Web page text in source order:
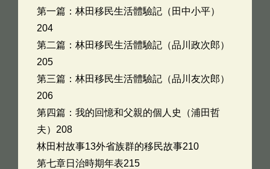
第一篇：林田移民生活體驗記（田中小平）
204
第二篇：林田移民生活體驗記（品川政次郎）
205
第三篇：林田移民生活體驗記（品川友次郎）
206
第四篇：我的回憶和父親的個人史（浦田哲
夫）208
林田村故事13外省族群的移民故事210
第七章日治時期年表215